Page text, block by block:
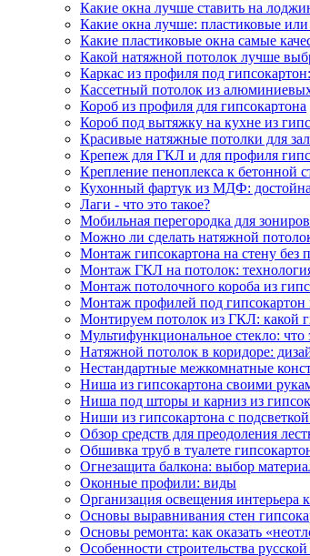
Какие окна лучше ставить на
Какие окна лучше: пластиковые
Какие пластиковые окна самые
Какой натяжной потолок лучше
Каркас из профиля под
Кассетный потолок из
Короб из профиля для гипсокартона
Короб под вытяжку на кухне из
Красивые натяжные потолки для
Крепеж для ГКЛ и для профиля
Крепление пеноплекса к бетонной
Кухонный фартук из МДФ:
Лаги - что это такое?
Мобильная перегородка для
Можно ли сделать натяжной
Монтаж гипсокартона на стену без
Монтаж ГКЛ на потолок:
Монтаж потолочного короба из
Монтаж профилей под гипсокартон
Монтируем потолок из ГКЛ: какой
Мультифункциональное стекло: что
Натяжной потолок в коридоре:
Нестандартные межкомнатные
Ниша из гипсокартона своими
Ниша под шторы и карниз из
Ниши из гипсокартона с
Обзор средств для преодоления
Обшивка труб в туалете
Огнезащита балкона: выбор
Оконные профили: виды
Организация освещения интерьера
Основы выравнивания стен
Основы ремонта: как оказать
Особенности строительства